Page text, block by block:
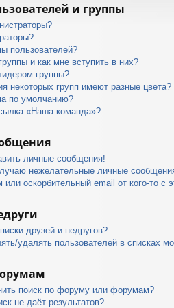
и группы
пользователей?
и как мне вступить в них?
группы?
некоторых групп имеют разные цвета?
по умолчанию?
«Наша команда»?
личные сообщения!
нежелательные личные
оскорбительный email от кого-то с
друзей и недругов?
удалять пользователей в списках
поиск по форуму или форумам?
не даёт результатов?